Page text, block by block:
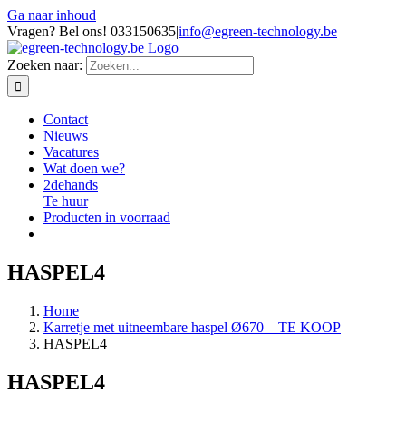
Ga naar inhoud
Vragen? Bel ons! 033150635|info@egreen-technology.be
Zoeken naar:
Contact
Nieuws
Vacatures
Wat doen we?
2dehands
Te huur
Producten in voorraad
HASPEL4
Home
Karretje met uitneembare haspel Ø670 – TE KOOP
HASPEL4
HASPEL4